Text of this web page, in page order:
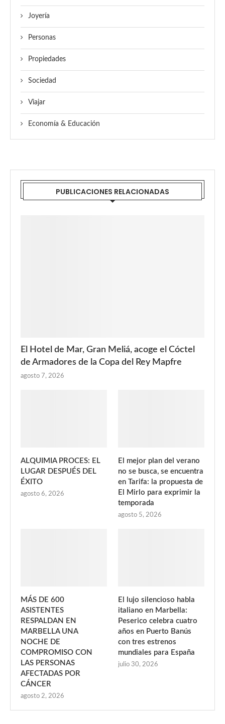
Joyería
Personas
Propiedades
Sociedad
Viajar
Economía & Educación
PUBLICACIONES RELACIONADAS
El Hotel de Mar, Gran Meliá, acoge el Cóctel
de Armadores de la Copa del Rey Mapfre
agosto 7, 2026
ALQUIMIA PROCES: EL
LUGAR DESPUÉS DEL
ÉXITO
agosto 6, 2026
El mejor plan del verano
no se busca, se encuentra
en Tarifa: la propuesta de
El Mirlo para exprimir la
temporada
agosto 5, 2026
MÁS DE 600
ASISTENTES
RESPALDAN EN
MARBELLA UNA
NOCHE DE
COMPROMISO CON
LAS PERSONAS
AFECTADAS POR
CÁNCER
agosto 2, 2026
El lujo silencioso habla
italiano en Marbella:
Peserico celebra cuatro
años en Puerto Banús
con tres estrenos
mundiales para España
julio 30, 2026